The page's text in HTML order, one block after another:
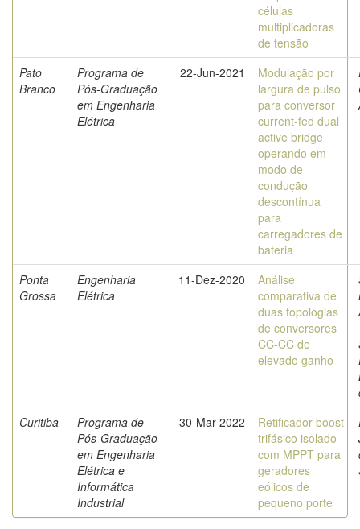
células
multiplicadoras
de tensão
Pato
Branco
Programa de
Pós-Graduação
em Engenharia
Elétrica
22-Jun-2021
Modulação por
largura de pulso
para conversor
current-fed dual
active bridge
operando em
modo de
condução
descontínua
para
carregadores de
bateria
Ponta
Grossa
Engenharia
Elétrica
11-Dez-2020
Análise
comparativa de
duas topologias
de conversores
CC-CC de
elevado ganho
Curitiba
Programa de
Pós-Graduação
em Engenharia
Elétrica e
Informática
Industrial
30-Mar-2022
Retificador boost
trifásico isolado
com MPPT para
geradores
eólicos de
pequeno porte